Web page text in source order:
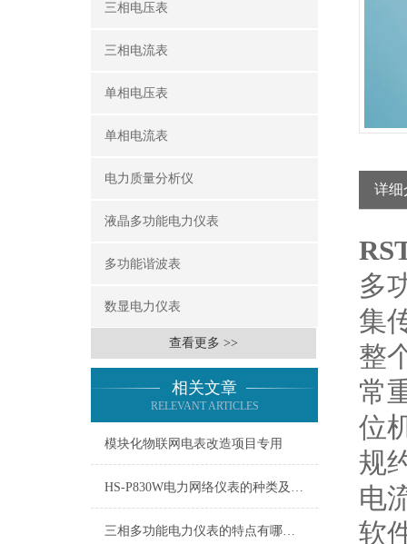
三相电压表
三相电流表
单相电压表
单相电流表
电力质量分析仪
液晶多功能电力仪表
多功能谐波表
数显电力仪表
查看更多 >>
相关文章
RELEVANT ARTICLES
模块化物联网电表改造项目专用
HS-P830W电力网络仪表的种类及应用行业有哪些？
三相多功能电力仪表的特点有哪些？
详细
多
集
整
常
位
规
电
软